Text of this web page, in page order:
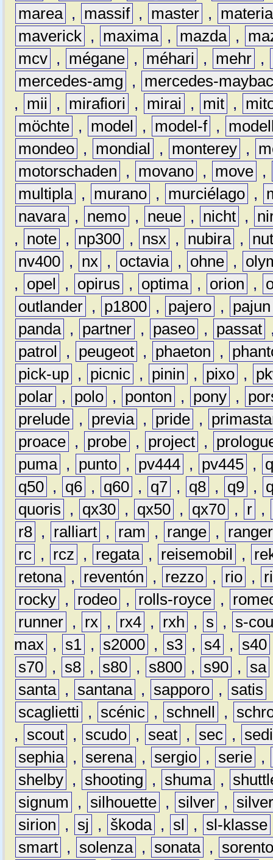
marea , massif , master ,
materia
maverick , maxima , mazda ,
mcv , mégane , méhari , mehr ,
mercedes-amg
,
mercedes-
,
mii , mirafiori , mirai , mit ,
möchte , model , model-f ,
mondeo , mondial , monterey ,
motorschaden
, movano , move ,
multipla , murano , murciélago ,
navara , nemo , neue , nicht ,
,
note , np300 , nsx , nubira ,
nv400 , nx , octavia , ohne ,
,
opel , opirus , optima , orion ,
outlander , p1800 , pajero ,
pajun
panda , partner , paseo , passat
patrol
, peugeot , phaeton ,
pick-up , picnic , pinin , pixo ,
polar , polo , ponton , pony ,
prelude , previa , pride ,
proace , probe , project ,
puma , punto , pv444 , pv445 ,
q50 , q6 , q60 , q7 , q8 , q9 ,
quoris
, qx30 , qx50 , qx70 , r ,
r8 , ralliart , ram , range ,
ranger
rc , rcz , regata , reisemobil ,
retona , reventón , rezzo , rio ,
rocky , rodeo , rolls-royce ,
runner , rx , rx4 , rxh , s ,
s-
max , s1 , s2000 , s3 , s4 , s40
s70 , s8 , s80 , s800 , s90 , sa
santa , santana , sapporo , satis
scaglietti
, scénic , schnell ,
,
scout , scudo , seat , sec ,
sephia , serena , sergio , serie ,
shelby , shooting , shuma ,
signum
, silhouette , silver ,
sirion
, sj , škoda , sl , sl-klasse
smart , solenza , sonata ,